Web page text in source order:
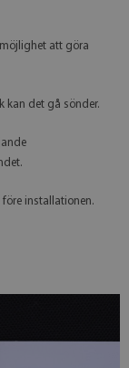
att göra
kan det gå sönder.
före installationen.